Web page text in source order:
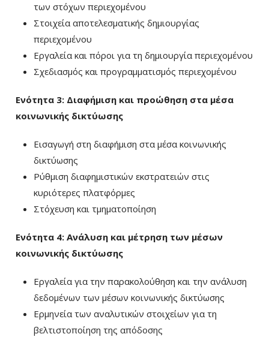
των στόχων περιεχομένου
Στοιχεία αποτελεσματικής δημιουργίας
περιεχομένου
Εργαλεία και πόροι για τη δημιουργία περιεχομένου
Σχεδιασμός και προγραμματισμός περιεχομένου
Ενότητα 3: Διαφήμιση και προώθηση στα μέσα
κοινωνικής δικτύωσης
Εισαγωγή στη διαφήμιση στα μέσα κοινωνικής
δικτύωσης
Ρύθμιση διαφημιστικών εκστρατειών στις
κυριότερες πλατφόρμες
Στόχευση και τμηματοποίηση
Ενότητα 4: Ανάλυση και μέτρηση των μέσων
κοινωνικής δικτύωσης
Εργαλεία για την παρακολούθηση και την ανάλυση
δεδομένων των μέσων κοινωνικής δικτύωσης
Ερμηνεία των αναλυτικών στοιχείων για τη
βελτιστοποίηση της απόδοσης